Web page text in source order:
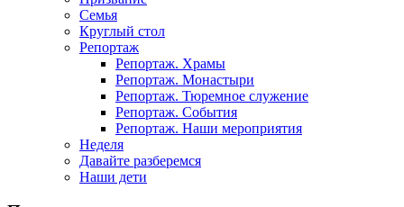
Семья
Круглый стол
Репортаж
Репортаж. Храмы
Репортаж. Монастыри
Репортаж. Тюремное служение
Репортаж. События
Репортаж. Наши мероприятия
Неделя
Давайте разберемся
Наши дети